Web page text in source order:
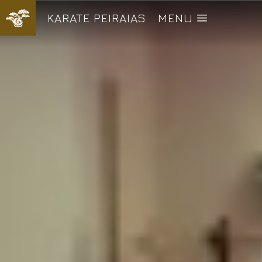
KARATE PEIRAIAS MENU